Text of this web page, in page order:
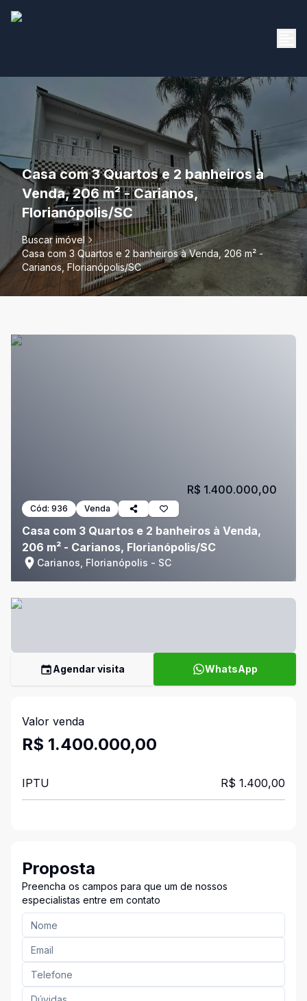
Casa com 3 Quartos e 2 banheiros à
Venda, 206 m² - Carianos,
Florianópolis/SC
Buscar imóvel
Casa com 3 Quartos e 2 banheiros à Venda, 206 m² -
Carianos, Florianópolis/SC
Cód: 936 Venda
Casa com 3 Quartos e 2 banheiros à Venda,
206 m² - Carianos, Florianópolis/SC
Carianos, Florianópolis - SC
R$ 1.400.000,00
Agendar visita WhatsApp
Valor venda
R$ 1.400.000,00
IPTU R$ 1.400,00
Proposta
Preencha os campos para que um de nossos
especialistas entre em contato